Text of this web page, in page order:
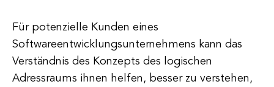
Für potenzielle Kunden eines
Softwareentwicklungsunternehmens kann das
Verständnis des Konzepts des logischen
Adressraums ihnen helfen, besser zu verstehen,